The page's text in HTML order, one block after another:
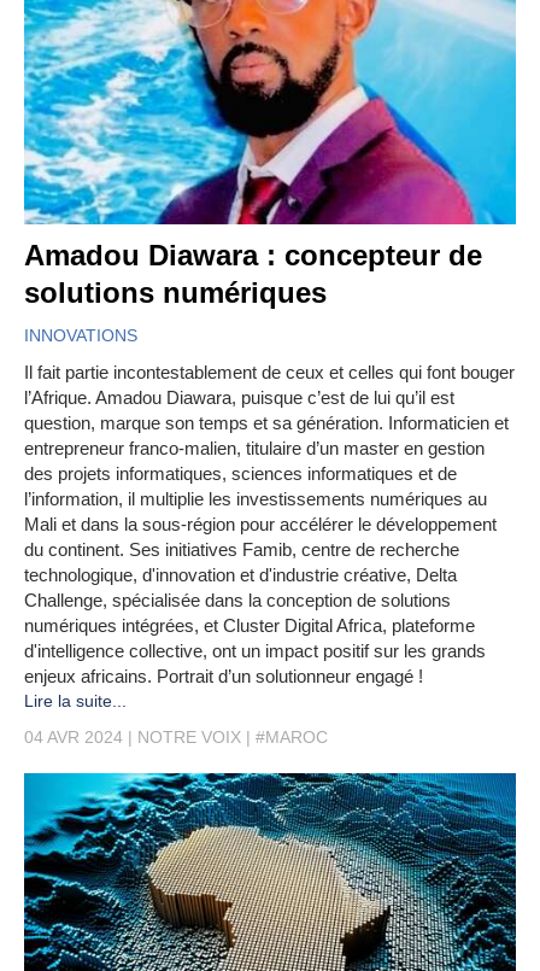
Amadou Diawara : concepteur de
solutions numériques
INNOVATIONS
Il fait partie incontestablement de ceux et celles qui font bouger
l’Afrique. Amadou Diawara, puisque c’est de lui qu’il est
question, marque son temps et sa génération. Informaticien et
entrepreneur franco-malien, titulaire d’un master en gestion
des projets informatiques, sciences informatiques et de
l’information, il multiplie les investissements numériques au
Mali et dans la sous-région pour accélérer le développement
du continent. Ses initiatives Famib, centre de recherche
technologique, d'innovation et d'industrie créative, Delta
Challenge, spécialisée dans la conception de solutions
numériques intégrées, et Cluster Digital Africa, plateforme
d'intelligence collective, ont un impact positif sur les grands
enjeux africains. Portrait d’un solutionneur engagé !
Lire la suite...
04 AVR 2024
NOTRE VOIX #MAROC